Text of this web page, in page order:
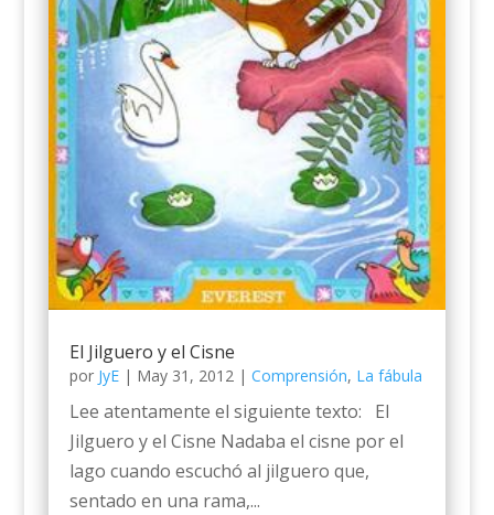
El Jilguero y el Cisne
por JyE| May 31, 2012| Comprensión, La fábula
Lee atentamente el siguiente texto: El
Jilguero y el Cisne Nadaba el cisne por el
lago cuando escuchó al jilguero que,
sentado en una rama,...